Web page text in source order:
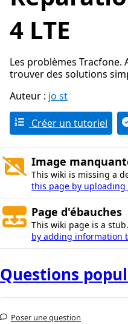
4 LTE
Les problèmes Tracfone.
trouver des solutions
Auteur : jo st
Créer un tutoriel
Image
This wiki is missing a
this page by uploading
Page d'ébauches
This wiki page is a stub.
by adding information
Questions
Poser une question